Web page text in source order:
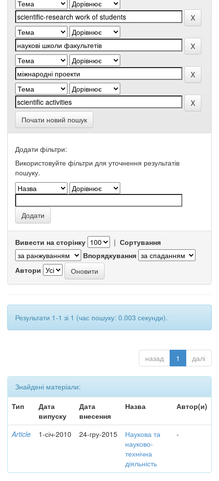
Почати новий пошук
Додати фільтри:
Використовуйте фільтри для уточнення результатів
пошуку.
Вивести на сторінку | Сортування
Впорядкування
Автори
Результати 1-1 зі 1 (час пошуку: 0.003 секунди).
назад 1 далі
Знайдені матеріали:
Тип
Дата
випуску
Дата
внесення
Назва Автор(и)
Article 1-січ-2010 24-гру-2015
Наукова та
науково-
технічна
діяльність
-